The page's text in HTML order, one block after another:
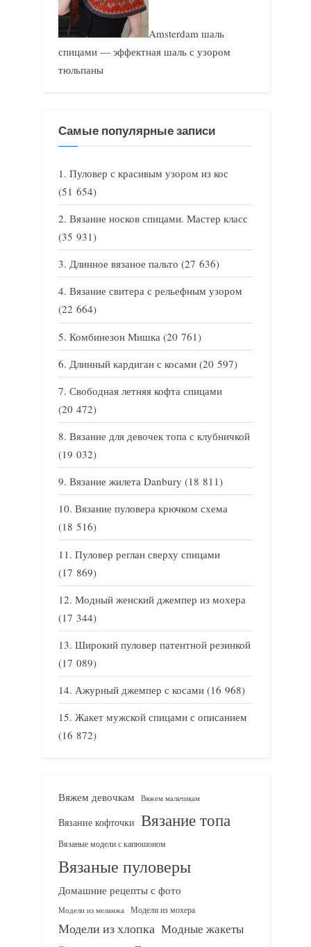
Amsterdam шаль
спицами — эффектная шаль с узором
тюльпаны
Самые популярные записи
Пуловер с красивым узором из кос
(51 654)
Вязание носков спицами. Мастер класс
(35 931)
Длинное вязаное пальто (27 636)
Вязание свитера с рельефным узором
(22 664)
Комбинезон Мишка (20 761)
Длинный кардиган с косами (20 597)
Свободная летняя кофта спицами
(20 472)
Вязание для девочек топа с клубничкой
(19 032)
Вязание жилета Danbury (18 811)
Вязание пуловера крючком схема
(18 516)
Пуловер реглан сверху спицами
(17 869)
Модный женский джемпер из мохера
(17 344)
Широкий пуловер патентной резинкой
(17 089)
Ажурный джемпер с косами (16 968)
Жакет мужской спицами с описанием
(16 872)
Вяжем девочкам Вяжем мальчикам
Вязание кофточки Вязание топа
Вязаные модели с капюшоном
Вязаные пуловеры
Домашние рецепты с фото
Модели из меланжа Модели из мохера
Модели из хлопка Модные жакеты